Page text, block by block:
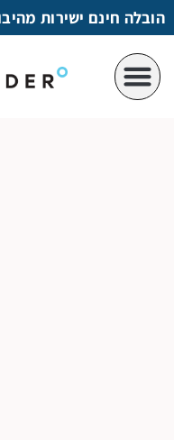
לתוכן
הובלה חינם ישירות